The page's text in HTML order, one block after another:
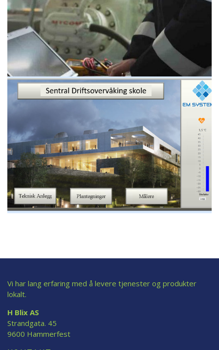
Vi har lang erfaring med å levere tjenester og produkter
lokalt.
H Blix AS
Strandgata. 45
9600 Hammerfest